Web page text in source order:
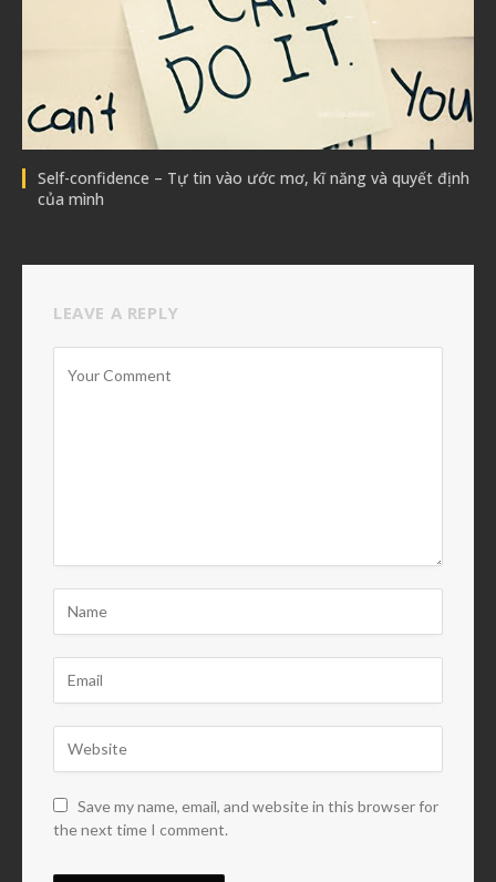
Self-confidence – Tự tin vào ước mơ, kĩ năng và quyết định
của mình
LEAVE A REPLY
Save my name, email, and website in this browser for
the next time I comment.